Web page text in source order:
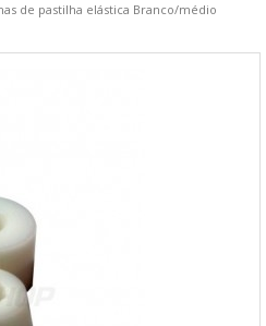
de pastilha elástica Branco/médio